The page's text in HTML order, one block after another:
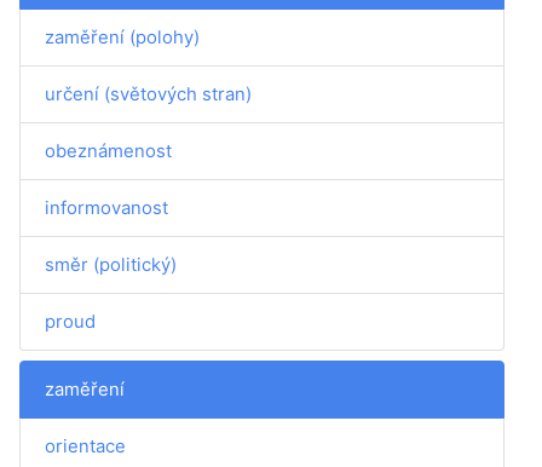
zaměření (polohy)
určení (světových stran)
obeznámenost
informovanost
směr (politický)
proud
zaměření
orientace